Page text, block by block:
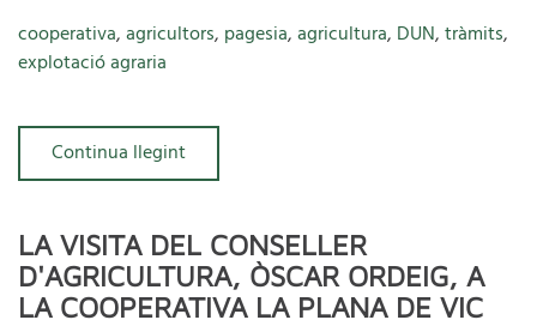
cooperativa,agricultors, pagesia,agricultura, DUN,tràmits,
explotació agraria
Continua llegint
LA VISITA DEL CONSELLER
D'AGRICULTURA, ÒSCAR ORDEIG, A
LA COOPERATIVA LA PLANA DE VIC